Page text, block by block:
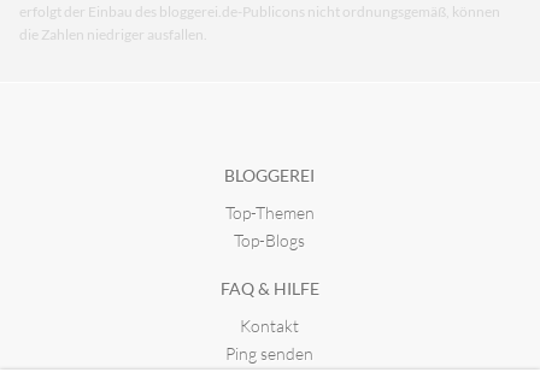
erfolgt der Einbau des bloggerei.de-Publicons nicht ordnungsgemäß, können
die Zahlen niedriger ausfallen.
BLOGGEREI
Top-Themen
Top-Blogs
FAQ & HILFE
Kontakt
Ping senden